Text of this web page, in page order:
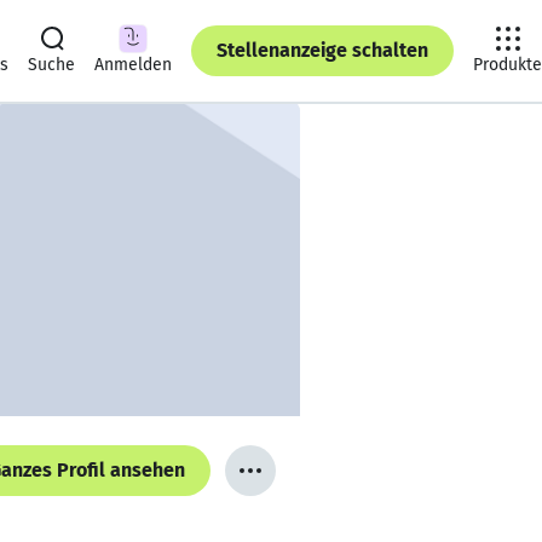
Suche Anmelden
Stellenanzeige schalten
Produkte
Profil ansehen